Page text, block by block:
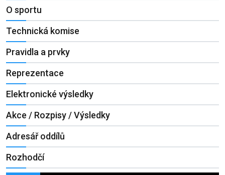
O sportu
Technická komise
Pravidla a prvky
Reprezentace
Elektronické výsledky
Akce / Rozpisy / Výsledky
Adresář oddílů
Rozhodčí